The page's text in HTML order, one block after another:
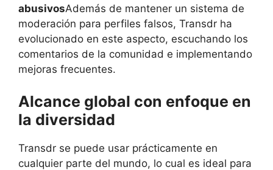
abusivosAdemás de mantener un sistema de
moderación para perfiles falsos, Transdr ha
evolucionado en este aspecto, escuchando los
comentarios de la comunidad e implementando
mejoras frecuentes.
Alcance global con enfoque en
la diversidad
Transdr se puede usar prácticamente en
cualquier parte del mundo, lo cual es ideal para